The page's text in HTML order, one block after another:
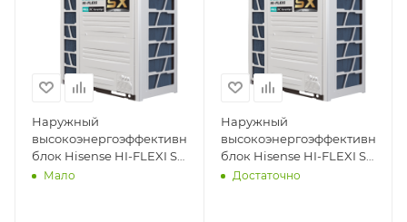
Наружный
высокоэнергоэффективный
блок Hisense HI-FLEXI SX
AVWT-136HKFSX
Мало
Наружный
высокоэнергоэффективный
блок Hisense HI-FLEXI SX
AVWT-114HKFSX
Достаточно